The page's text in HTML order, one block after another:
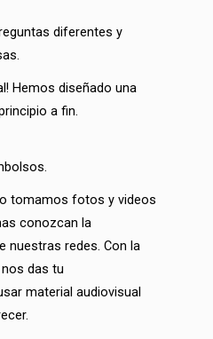
diferentes y
Hemos diseñado una
a fin.
tomamos fotos y videos
conozcan la
nuestras redes. Con la
das tu
material audiovisual